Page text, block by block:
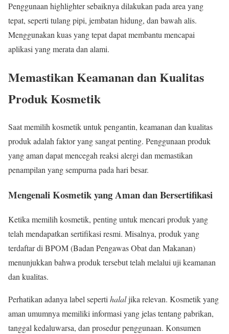
Penggunaan highlighter sebaiknya dilakukan pada area yang
tepat, seperti tulang pipi, jembatan hidung, dan bawah alis.
Menggunakan kuas yang tepat dapat membantu mencapai
aplikasi yang merata dan alami.
Memastikan Keamanan dan Kualitas
Produk Kosmetik
Saat memilih kosmetik untuk pengantin, keamanan dan kualitas
produk adalah faktor yang sangat penting. Penggunaan produk
yang aman dapat mencegah reaksi alergi dan memastikan
penampilan yang sempurna pada hari besar.
Mengenali Kosmetik yang Aman dan Bersertifikasi
Ketika memilih kosmetik, penting untuk mencari produk yang
telah mendapatkan sertifikasi resmi. Misalnya, produk yang
terdaftar di BPOM (Badan Pengawas Obat dan Makanan)
menunjukkan bahwa produk tersebut telah melalui uji keamanan
dan kualitas.
Perhatikan adanya label sepertihalaljika relevan. Kosmetik yang
aman umumnya memiliki informasi yang jelas tentang pabrikan,
tanggal kedaluwarsa, dan prosedur penggunaan. Konsumen